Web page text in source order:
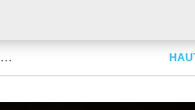
Leather brigandine protection of upper